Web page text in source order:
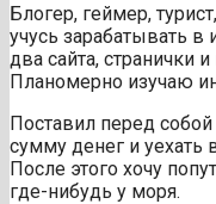
Блогер, геймер,
учусь зарабатывать в
два сайта, странички
Планомерно изучаю
Поставил перед
сумму денег и
После этого хочу
где-нибудь у моря.